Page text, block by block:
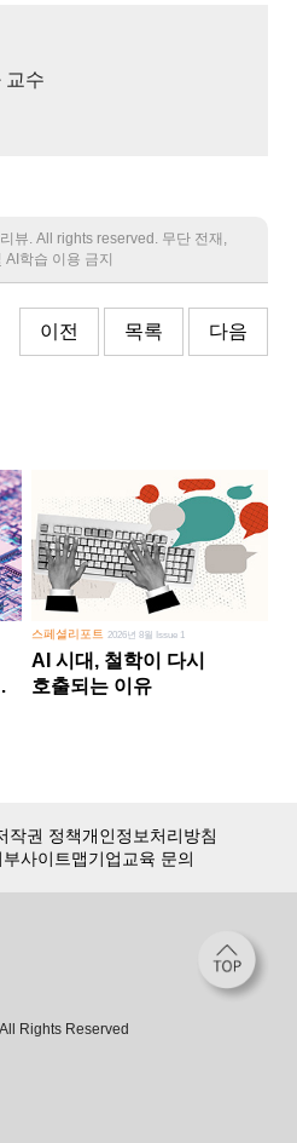
교수
뷰. All rights reserved. 무단 전재,
AI학습 이용 금지
이전 목록 다음
스페셜리포트 2026년 8월 Issue 1
AI 시대, 철학이 다시
호출되는 이유
작권 정책개인정보처리방침
사이트맵기업교육 문의
Rights Reserved